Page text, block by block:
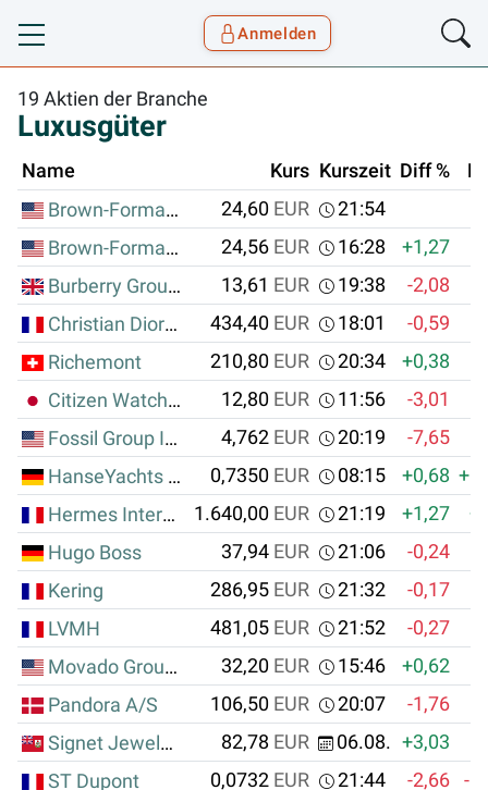
Toggle navigation
Anmelden
19 Aktien der Branche
Luxusgüter
Name Kurs Kurszeit Diff %
Brown-Forman Corp.
24,60 EUR
21:54
Brown-Forman Corp.
24,56 EUR 16:28 +1,27
Burberry Group PLC
13,61 EUR 19:38 -2,08
Christian Dior SE
434,40 EUR 18:01 -0,59
Richemont
210,80 EUR 20:34 +0,38
Citizen Watch Co. Ltd.
12,80 EUR 11:56 -3,01
Fossil Group Inc.
4,762 EUR 20:19 -7,65
HanseYachts AG
0,7350 EUR 08:15 +0,68
Hermes International S.C.A.
1.640,00 EUR 21:19 +1,27
Hugo Boss
37,94 EUR 21:06 -0,24
Kering
286,95 EUR 21:32 -0,17
LVMH
481,05 EUR 21:52 -0,27
Movado Group Inc.
32,20 EUR 15:46 +0,62
Pandora A/S
106,50 EUR 20:07 -1,76
Signet Jewelers Ltd.
82,78 EUR 06.08. +3,03
ST Dupont
0,0732 EUR 21:44 -2,66
-